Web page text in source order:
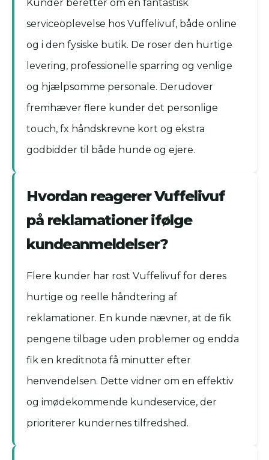
Kunder beretter om en fantastisk
serviceoplevelse hos Vuffelivuf, både online
og i den fysiske butik. De roser den hurtige
levering, professionelle sparring og venlige
og hjælpsomme personale. Derudover
fremhæver flere kunder det personlige
touch, fx håndskrevne kort og ekstra
godbidder til både hunde og ejere.
Hvordan reagerer Vuffelivuf
på reklamationer ifølge
kundeanmeldelser?
Flere kunder har rost Vuffelivuf for deres
hurtige og reelle håndtering af
reklamationer. En kunde nævner, at de fik
pengene tilbage uden problemer og endda
fik en kreditnota få minutter efter
henvendelsen. Dette vidner om en effektiv
og imødekommende kundeservice, der
prioriterer kundernes tilfredshed.